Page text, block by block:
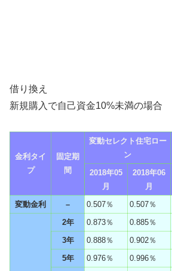
借り換え
新規購入で自己資金10%未満の場合
金利タイ
プ
固定期
間
変動セレクト住宅ロー
ン
2018年05
月
2018年06
月
変動金利
– 0.507％ 0.507％
2年 0.873％ 0.885％
3年
0.888％ 0.902％
5年
0.976％ 0.996％